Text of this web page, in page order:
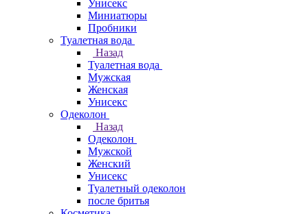
Унисекс
Миниатюры
Пробники
Туалетная вода
Назад
Туалетная вода
Мужская
Женская
Унисекс
Одеколон
Назад
Одеколон
Мужской
Женский
Унисекс
Туалетный одеколон
после бритья